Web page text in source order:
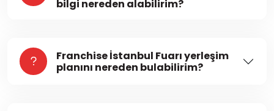
bilgi nereden alabilirim?
Franchise İstanbul Fuarı yerleşim
planını nereden bulabilirim?